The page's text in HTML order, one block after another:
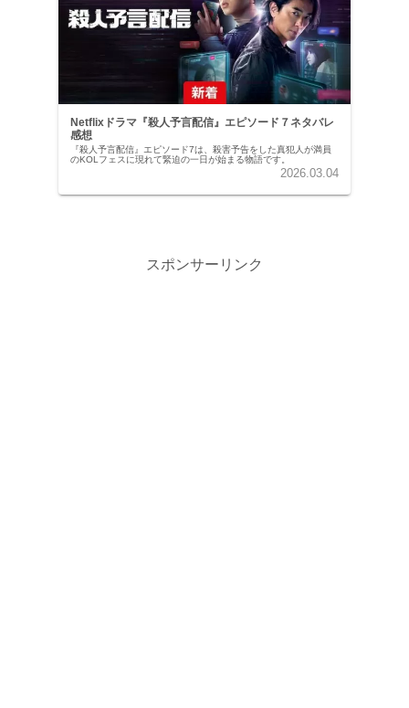
Netflixドラマ『殺人予言配信』エピソード７ネタバレ
感想
『殺人予言配信』エピソード7は、殺害予告をした真犯人が満員
のKOLフェスに現れて緊迫の一日が始まる物語です。
2026.03.04
スポンサーリンク